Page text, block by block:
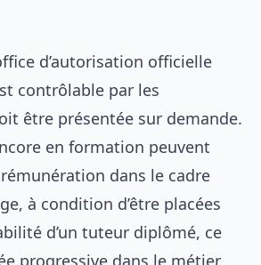
d’autorisation officielle
contrôlable par les
être présentée sur demande.
en formation peuvent
dans le cadre
à condition d’être placées
d’un tuteur diplômé, ce
progressive dans le métier.